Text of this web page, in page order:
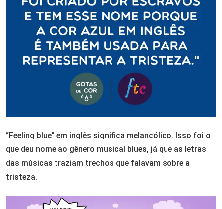
“Feeling blue” em inglês significa melancólico. Isso foi o
que deu nome ao gênero musical blues, já que as letras
das músicas traziam trechos que falavam sobre a
tristeza.